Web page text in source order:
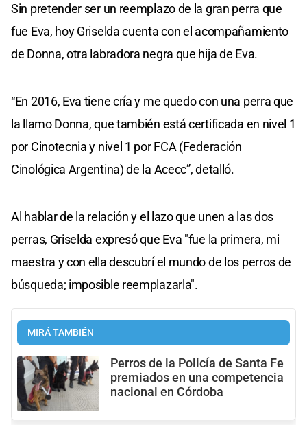
Sin pretender ser un reemplazo de la gran perra que
fue Eva, hoy Griselda cuenta con el acompañamiento
de Donna, otra labradora negra que hija de Eva.
“En 2016, Eva tiene cría y me quedo con una perra que
la llamo Donna, que también está certificada en nivel 1
por Cinotecnia y nivel 1 por FCA (Federación
Cinológica Argentina) de la Acecc”, detalló.
Al hablar de la relación y el lazo que unen a las dos
perras, Griselda expresó que Eva "fue la primera, mi
maestra y con ella descubrí el mundo de los perros de
búsqueda; imposible reemplazarla".
MIRÁ TAMBIÉN
Perros de la Policía de Santa Fe
premiados en una competencia
nacional en Córdoba